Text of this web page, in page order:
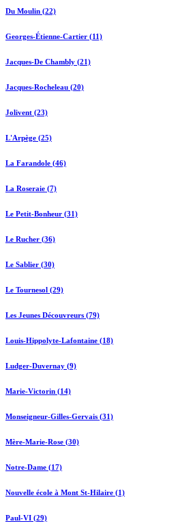
Du Moulin (22)
Georges-Étienne-Cartier (11)
Jacques-De Chambly (21)
Jacques-Rocheleau (20)
Jolivent (23)
L'Arpège (25)
La Farandole (46)
La Roseraie (7)
Le Petit-Bonheur (31)
Le Rucher (36)
Le Sablier (30)
Le Tournesol (29)
Les Jeunes Découvreurs (79)
Louis-Hippolyte-Lafontaine (18)
Ludger-Duvernay (9)
Marie-Victorin (14)
Monseigneur-Gilles-Gervais (31)
Mère-Marie-Rose (30)
Notre-Dame (17)
Nouvelle école à Mont St-Hilaire (1)
Paul-VI (29)